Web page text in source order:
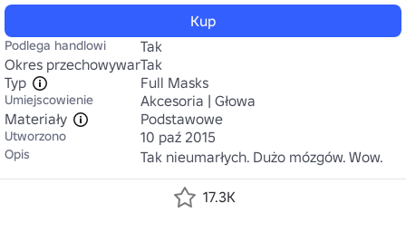
Kup
Podlega handlowi
Tak
Okres przechowywania
Tak
Typ
Full Masks
Umiejscowienie
Akcesoria | Głowa
Materiały
Podstawowe
Utworzono 10 paź 2015
Opis Tak nieumarłych. Dużo mózgów. Wow.
17.3K